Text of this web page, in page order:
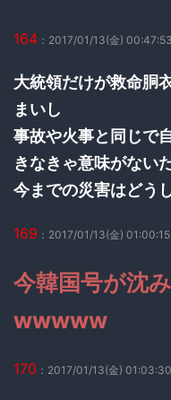
164 ：2017/01/13(金)
大統領だけが救命胴
まいし
事故や火事と同じで
きなきゃ意味がない
今までの災害はどう
169 ：2017/01/13(金)
今韓国号が沈
wwwww
170 ：2017/01/13(金)